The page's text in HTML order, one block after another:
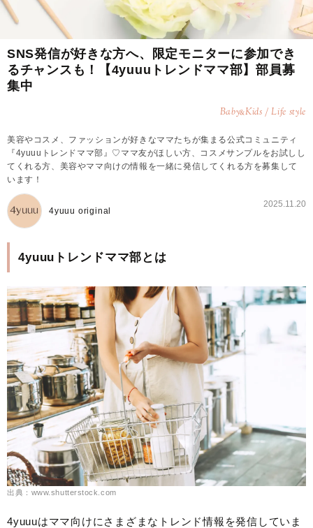
SNS発信が好きな方へ、限定モニターに参加でき
るチャンスも！【4yuuuトレンドママ部】部員募
集中
Baby&Kids / Life style
美容やコスメ、ファッションが好きなママたちが集まる公式コミュニティ
『4yuuuトレンドママ部』♡ママ友がほしい方、コスメサンプルをお試しし
てくれる方、美容やママ向けの情報を一緒に発信してくれる方を募集して
います！
4yuuu original
2025.11.20
4yuuuトレンドママ部とは
出典：www.shutterstock.com
4yuuuはママ向けにさまざまなトレンド情報を発信していま